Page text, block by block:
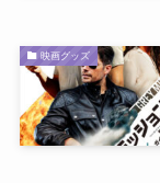
映画グッズ